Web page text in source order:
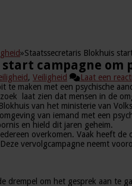
»Staatssecretaris Blokhuis
campagne
, Veiligheid Laat een
te maken met een psychische
laat zien dat mensen in de
van het ministerie van
van iemand met een
en hield dit jaren geheim.
overkomen. Vaak heeft
vervolgcampagne neemt
drempel om het gesprek aan te